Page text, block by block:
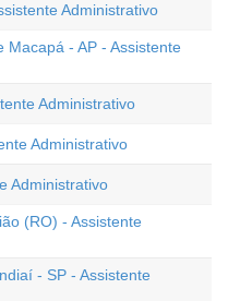
Administrativo
- AP - Assistente
Administrativo
Administrativo
Administrativo
(RO) - Assistente
- SP - Assistente